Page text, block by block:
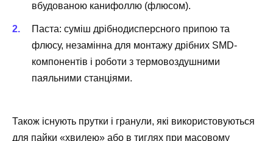
вбудованою канифоллю (флюсом).
Паста: суміш дрібнодисперсного припою та
флюсу, незамінна для монтажу дрібних SMD-
компонентів і роботи з термовоздушними
паяльними станціями.
Також існують прутки і гранули, які використовуються
для пайки «хвилею» або в тиглях при масовому